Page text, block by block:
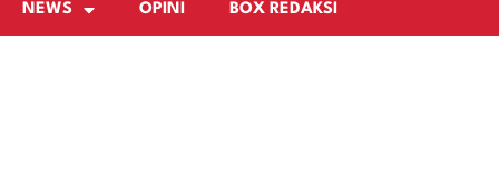
NEWS OPINI BOX REDAKSI